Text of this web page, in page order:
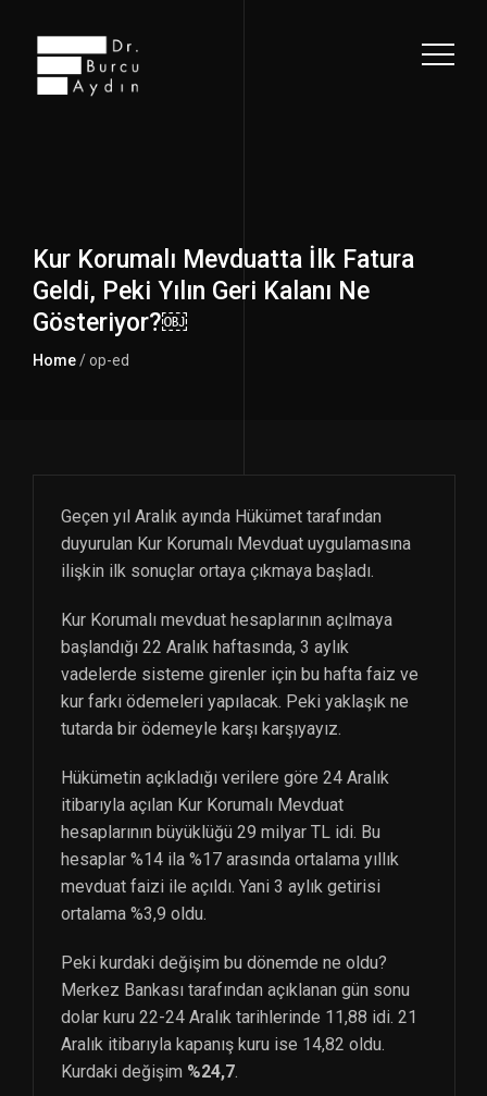
Kur Korumalı Mevduatta İlk Fatura
Geldi, Peki Yılın Geri Kalanı Ne
Gösteriyor?￼
Home/ op-ed
Geçen yıl Aralık ayında Hükümet tarafından
duyurulan Kur Korumalı Mevduat uygulamasına
ilişkin ilk sonuçlar ortaya çıkmaya başladı.
Kur Korumalı mevduat hesaplarının açılmaya
başlandığı 22 Aralık haftasında, 3 aylık
vadelerde sisteme girenler için bu hafta faiz ve
kur farkı ödemeleri yapılacak. Peki yaklaşık ne
tutarda bir ödemeyle karşı karşıyayız.
Hükümetin açıkladığı verilere göre 24 Aralık
itibarıyla açılan Kur Korumalı Mevduat
hesaplarının büyüklüğü 29 milyar TL idi. Bu
hesaplar %14 ila %17 arasında ortalama yıllık
mevduat faizi ile açıldı. Yani 3 aylık getirisi
ortalama %3,9 oldu.
Peki kurdaki değişim bu dönemde ne oldu?
Merkez Bankası tarafından açıklanan gün sonu
dolar kuru 22-24 Aralık tarihlerinde 11,88 idi. 21
Aralık itibarıyla kapanış kuru ise 14,82 oldu.
Kurdaki değişim %24,7.